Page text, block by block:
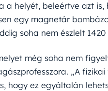
a helyét, beleértve azt
egy magnetár
soha nem észlelt
még soha nem
„A
hogy ez egyáltalán